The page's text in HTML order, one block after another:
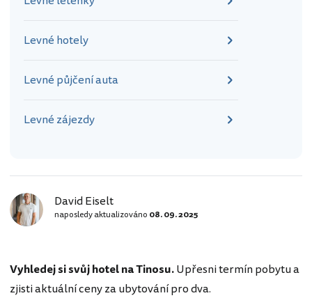
Levné hotely
Levné půjčení auta
Levné zájezdy
David Eiselt
naposledy aktualizováno 08. 09. 2025
Vyhledej si svůj hotel na Tinosu.Upřesni termín pobytu a
zjisti aktuální ceny za ubytování pro dva.